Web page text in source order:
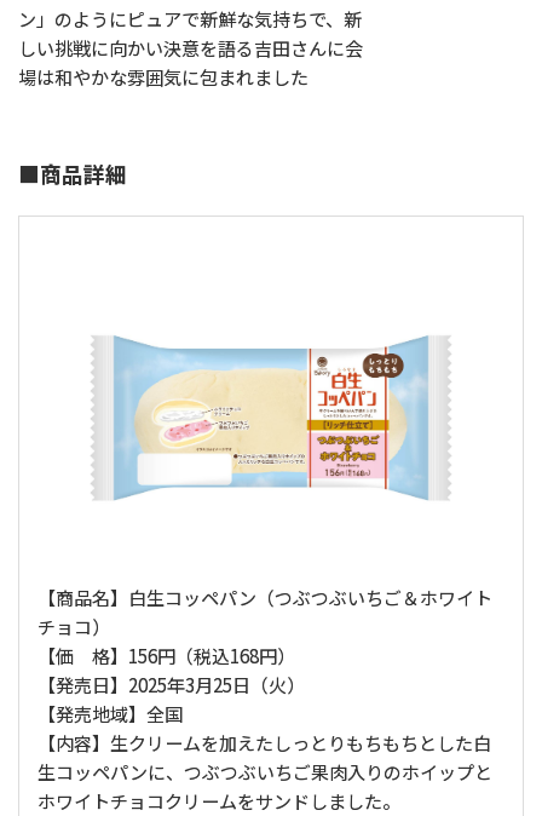
ン」のようにピュアで新鮮な気持ちで、新
しい挑戦に向かい決意を語る吉田さんに会
場は和やかな雰囲気に包まれました
■商品詳細
【商品名】白生コッペパン（つぶつぶいちご＆ホワイト
チョコ）
【価 格】156円（税込168円）
【発売日】2025年3月25日（火）
【発売地域】全国
【内容】生クリームを加えたしっとりもちもちとした白
生コッペパンに、つぶつぶいちご果肉入りのホイップと
ホワイトチョコクリームをサンドしました。